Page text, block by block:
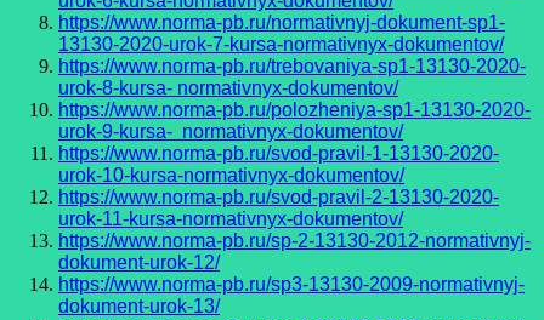
https://www.norma-pb.ru/normativnyj-dokument-sp1-
13130-2020-urok-7-kursa-normativnyx-dokumentov/
https://www.norma-pb.ru/trebovaniya-sp1-13130-2020-
urok-8-kursa- normativnyx-dokumentov/
https://www.norma-pb.ru/polozheniya-sp1-13130-2020-
urok-9-kursa- normativnyx-dokumentov/
https://www.norma-pb.ru/svod-pravil-1-13130-2020-
urok-10-kursa-normativnyx-dokumentov/
https://www.norma-pb.ru/svod-pravil-2-13130-2020-
urok-11-kursa-normativnyx-dokumentov/
https://www.norma-pb.ru/sp-2-13130-2012-normativnyj-
dokument-urok-12/
https://www.norma-pb.ru/sp3-13130-2009-normativnyj-
dokument-urok-13/